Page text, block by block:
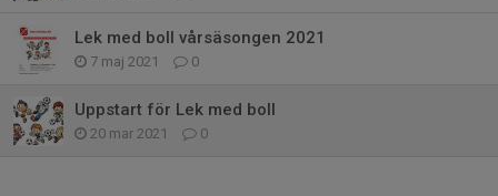
Lek med boll vårsäsongen 2021
7 maj 2021 0
Uppstart för Lek med boll
20 mar 2021 0